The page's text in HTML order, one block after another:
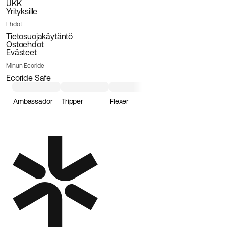
UKK
Yrityksille
Ehdot
Tietosuojakäytäntö
Ostoehdot
Evästeet
Minun Ecoride
Ecoride Safe
Ambassador Tripper Flexer